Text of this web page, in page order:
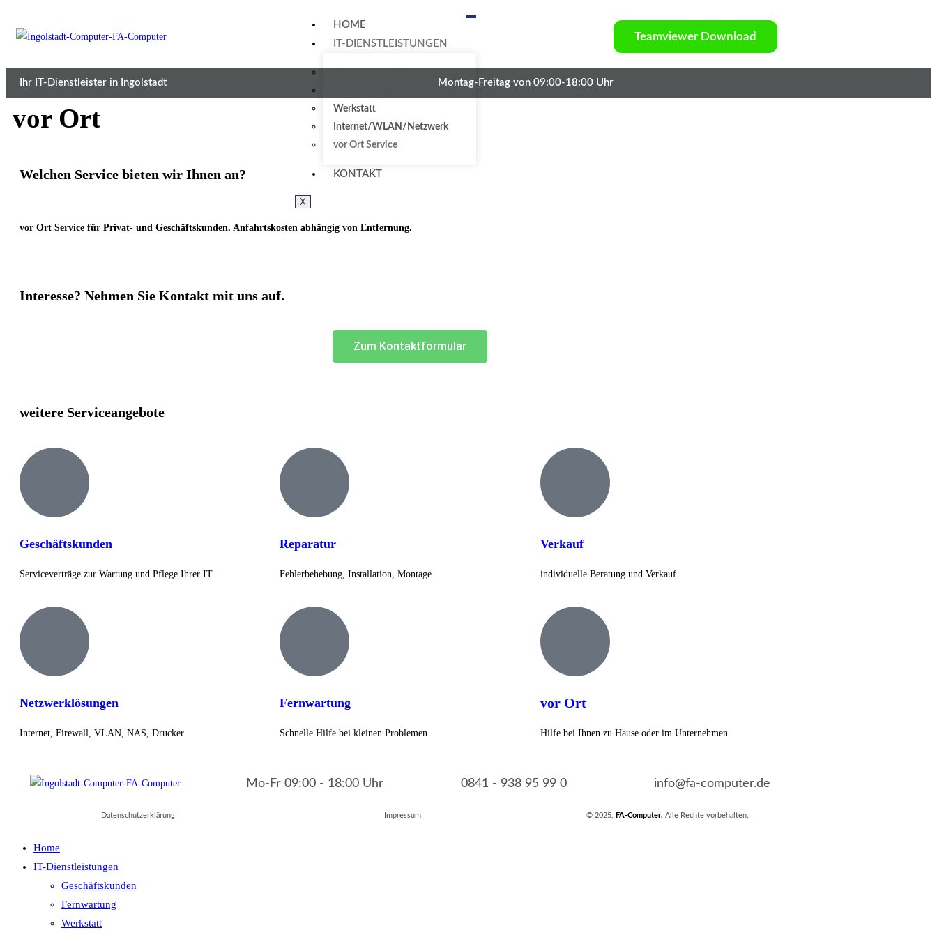
HOME
IT-DIENSTLEISTUNGEN
Werkstatt
Internet/WLAN/Netzwerk
vor Ort Service
KONTAKT
X
Teamviewer Download
Ihr IT-Dienstleister in Ingolstadt Montag-Freitag von 09:00-18:00 Uhr
vor Ort
Welchen Service bieten wir Ihnen an?
vor Ort Service für Privat- und Geschäftskunden. Anfahrtskosten abhängig von Entfernung.
Interesse? Nehmen Sie Kontakt mit uns auf.
Zum Kontaktformular
weitere Serviceangebote
Geschäftskunden
Serviceverträge zur Wartung und Pflege Ihrer IT
Reparatur
Fehlerbehebung, Installation, Montage
Verkauf
individuelle Beratung und Verkauf
Netzwerklösungen
Internet, Firewall, VLAN, NAS, Drucker
Fernwartung
Schnelle Hilfe bei kleinen Problemen
vor Ort
Hilfe bei Ihnen zu Hause oder im Unternehmen
Mo-Fr 09:00 - 18:00 Uhr 0841 - 938 95 99 0 info@fa-computer.de
Datenschutzerklärung Impressum © 2025, FA-Computer. Alle Rechte vorbehalten.
Home
IT-Dienstleistungen
Geschäftskunden
Fernwartung
Werkstatt